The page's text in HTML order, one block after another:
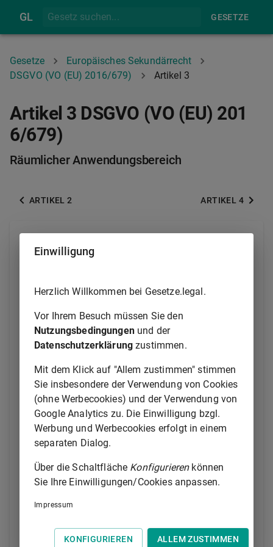
GL GESETZE
Gesetze
Europäisches Sekundärrecht
DSGVO (VO (EU) 2016/679)
Artikel 3
Artikel 3 DSGVO (VO (EU) 201
6/679)
Räumlicher Anwendungsbereich
ARTIKEL 2 ARTIKEL 4
(1)
Verarbeitung personenbezogener Daten, soweit diese
der Union erfolgt, unabhängig davon, ob die
Verarbeitung in der Union stattfindet.
Diese Verordnung findet Anwendung auf die
Verarbeitung personenbezogener Daten von
betroffenen Personen, die sich in der Union befinden,
durch einen nicht in der Union niedergelassenen
Verantwortlichen oder Auftragsverarbeiter, wenn die
Datenverarbeitung im Zusammenhang damit steht
a)
betroffenen Personen in der Union Waren
oder Dienstleistungen anzubieten,
unabhängig davon, ob von diesen
betroffenen Personen eine Zahlung zu
b)
das Verhalten betroffener Personen zu
Union erfolgt.
Einwilligung
Herzlich Willkommen bei Gesetze.legal.
Vor Ihrem Besuch müssen Sie den
Nutzungsbedingungenund der
Datenschutzerklärung zustimmen.
Mit dem Klick auf "Allem zustimmen" stimmen
Sie insbesondere der Verwendung von Cookies
(ohne Werbecookies) und der Verwendung von
Google Analytics zu. Die Einwilligung bzgl.
Werbung und Werbecookies erfolgt in einem
separaten Dialog.
Über die Schaltfläche Konfigurierenkönnen
Sie Ihre Einwilligungen/Cookies anpassen.
Impressum
KONFIGURIEREN ALLEM ZUSTIMMEN